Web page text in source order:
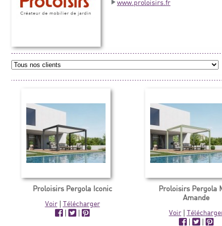
www.proloisirs.fr
Proloisirs Pergola Iconic
Voir| Télécharger
|
|
Proloisirs Pergola
Amande
Voir|
|
|